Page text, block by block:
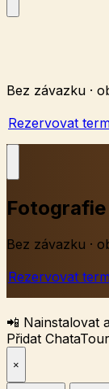
Bez závazku ·
Rezervovat
Fotografie
Bez závazku ·
Rezervovat
📲 Nainstalovat
Přidat
×